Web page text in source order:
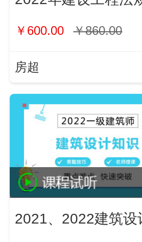
￥600.00 ￥860.00
房超